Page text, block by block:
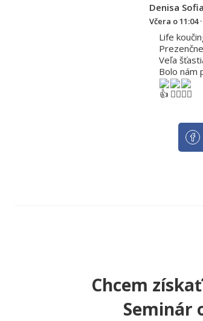
Denisa
Včera o 11:04·
Life
Veľa
Bolo nám
Chcem
Seminár